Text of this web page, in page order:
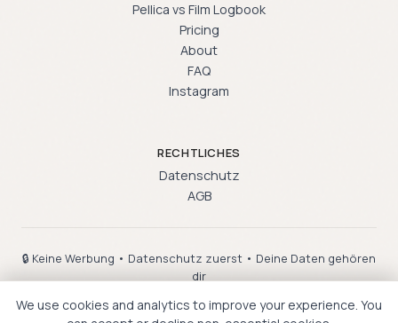
Pellica vs Film Logbook
Pricing
About
FAQ
Instagram
RECHTLICHES
Datenschutz
AGB
🔒 Keine Werbung • Datenschutz zuerst • Deine Daten gehören
dir
English·Français·Español·日本語·한국어 ·Deutsch
We use cookies and analytics to improve your experience. You